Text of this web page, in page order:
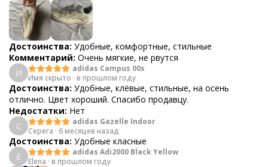
Достоинства: Удобные, комфортные, стильные
Комментарий: Очень мягкие, не рвутся
И
adidas Campus 00s
Имя скрыто · в прошлом году
Достоинства: Удобные, клёвые, стильные, на осень
отлично. Цвет хороший. Спасибо продавцу.
Недостатки: Нет
С
adidas Gazelle Indoor
Серега · 6 месяцев назад
Достоинства: Удобные класные
E
adidas Adi2000 Black Yellow
Elena · в прошлом году